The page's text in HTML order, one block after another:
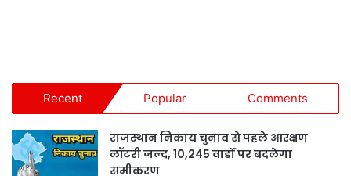
Recent Popular Comments
राजस्थान निकाय चुनाव से पहले आरक्षण
लॉटरी जल्द, 10,245 वार्डों पर बदलेगा
समीकरण